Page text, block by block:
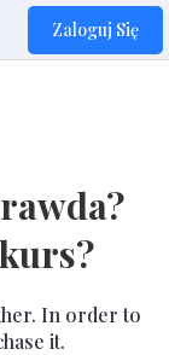
Zaloguj Się
In order to
it.